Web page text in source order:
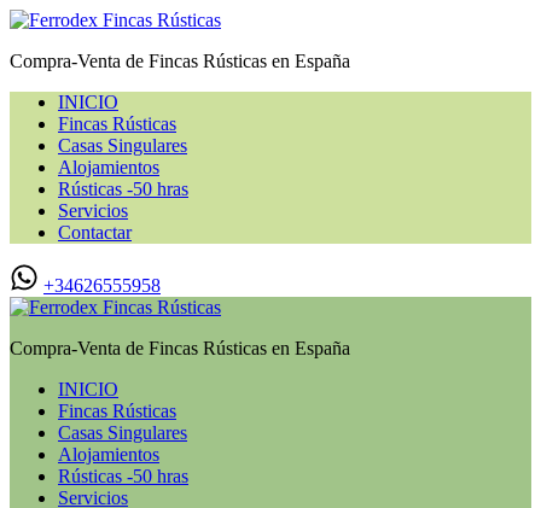
Compra-Venta de Fincas Rústicas en España
INICIO
Fincas Rústicas
Casas Singulares
Alojamientos
Rústicas -50 hras
Servicios
Contactar
+34626555958
Compra-Venta de Fincas Rústicas en España
INICIO
Fincas Rústicas
Casas Singulares
Alojamientos
Rústicas -50 hras
Servicios